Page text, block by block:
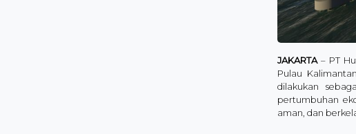
JAKARTA– PT
Pulau
dilakukan
pertumbuhan
aman, dan